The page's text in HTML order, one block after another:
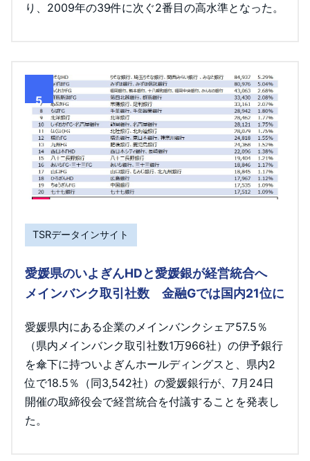
り、2009年の39件に次ぐ2番目の高水準となった。
5
TSRデータインサイト
愛媛県のいよぎんHDと愛媛銀が経営統合へ
メインバンク取引社数 金融Gでは国内21位に
愛媛県内にある企業のメインバンクシェア57.5％
（県内メインバンク取引社数1万966社）の伊予銀行
を傘下に持ついよぎんホールディングスと、県内2
位で18.5％（同3,542社）の愛媛銀行が、7月24日
開催の取締役会で経営統合を付議することを発表し
た。